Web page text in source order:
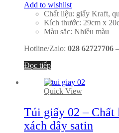
Add to wishlist
Chất liệu: giấy Kraft,
Kích thước: 29cm x
Màu sắc: Nhiều màu
Hotline/Zalo: 028 62727706 –
Đọc tiếp
Quick View
Túi giấy 02 –
xách dây satin